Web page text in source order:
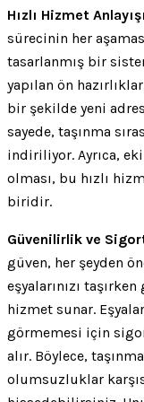
Hızlı Hizmet Anlayışı
sürecinin her
tasarlanmış bir
yapılan ön
bir şekilde yeni
sayede, taşınma
indiriliyor. Ayrıca,
olması, bu hızlı
biridir.
Güvenilirlik ve
güven, her şeyden
eşyalarınızı
hizmet sunar.
görmemesi için
alır. Böylece,
olumsuzluklar